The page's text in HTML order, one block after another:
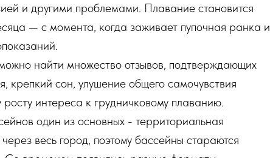
и другими проблемами. Плавание становится
— с момента, когда заживает пупочная ранка и
найти множество отзывов, подтверждающих
крепкий сон, улушение общего самочувствия
интереса к грудничковому плаванию.
один из основных - территориальная
весь город, поэтому бассейны стараются